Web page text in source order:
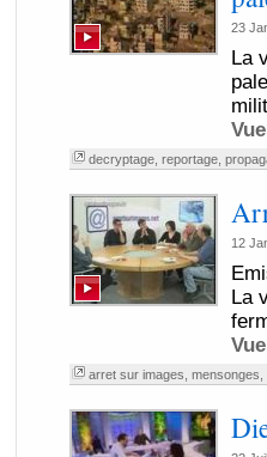
23
La
decryptage, reportage,
12
La
arret sur images mensonges